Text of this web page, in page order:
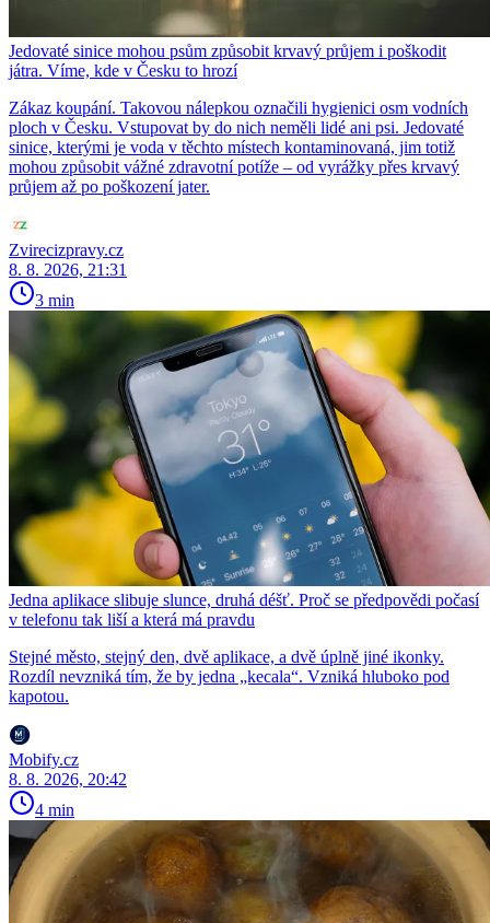
Jedovaté sinice mohou psům způsobit krvavý průjem i poškodit
játra. Víme, kde v Česku to hrozí
Zákaz koupání. Takovou nálepkou označili hygienici osm vodních
ploch v Česku. Vstupovat by do nich neměli lidé ani psi. Jedovaté
sinice, kterými je voda v těchto místech kontaminovaná, jim totiž
mohou způsobit vážné zdravotní potíže – od vyrážky přes krvavý
průjem až po poškození jater.
Zvirecizpravy.cz
8. 8. 2026, 21:31
3 min
Jedna aplikace slibuje slunce, druhá déšť. Proč se předpovědi počasí
v telefonu tak liší a která má pravdu
Stejné město, stejný den, dvě aplikace, a dvě úplně jiné ikonky.
Rozdíl nevzniká tím, že by jedna „kecala“. Vzniká hluboko pod
kapotou.
Mobify.cz
8. 8. 2026, 20:42
4 min